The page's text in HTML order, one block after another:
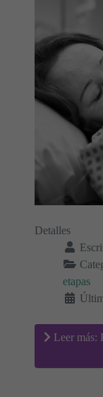
Detalles
etapas
Leer más: